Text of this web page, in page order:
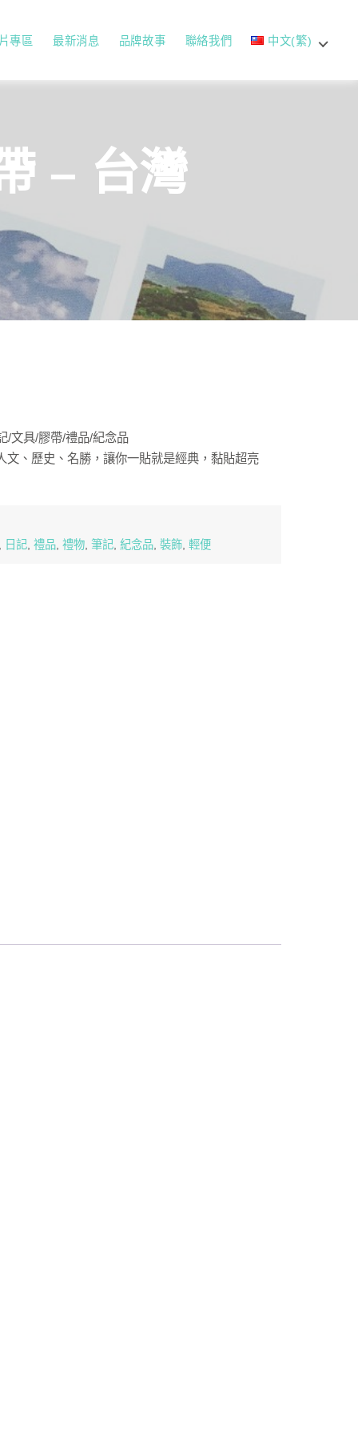
專區 最新消息 品牌故事 聯絡我們 中文(繁)
– 台灣
/文具/膠帶/禮品/紀念品
文、歷史、名勝，讓你一貼就是經典，黏貼超亮
日記, 禮品, 禮物, 筆記, 紀念品, 裝飾, 輕便